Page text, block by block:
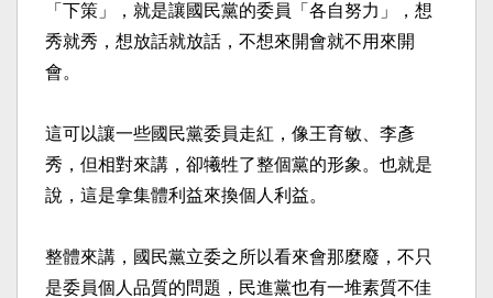
「下策」，就是讓國民黨的委員「各自努力」，想
秀就秀，想放話就放話，不想來開會就不用來開
會。
這可以讓一些國民黨委員走紅，像王育敏、李彥
秀，但相對來講，卻犧牲了整個黨的形象。也就是
說，這是拿集體利益來換個人利益。
整體來講，國民黨立委之所以看來會那麼廢，不只
是委員個人品質的問題，民進黨也有一堆素質不佳